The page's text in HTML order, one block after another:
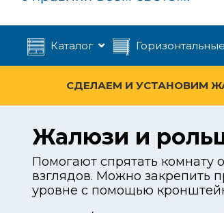
Каталог Горизонтальные
СДЕЛАЕМ И УСТАНОВИМ
Жалюзи и
Помогают спрятать
взглядов. Можно закрепить
уровне с помощью